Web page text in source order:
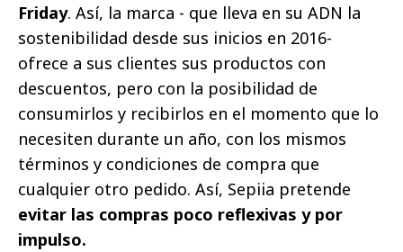
Friday. Así, la marca - que lleva en su ADN la
sostenibilidad desde sus inicios en 2016-
ofrece a sus clientes sus productos con
descuentos, pero con la posibilidad de
consumirlos y recibirlos en el momento que lo
necesiten durante un año, con los mismos
términos y condiciones de compra que
cualquier otro pedido. Así, Sepiia pretende
evitar las compras poco reflexivas y por
impulso.